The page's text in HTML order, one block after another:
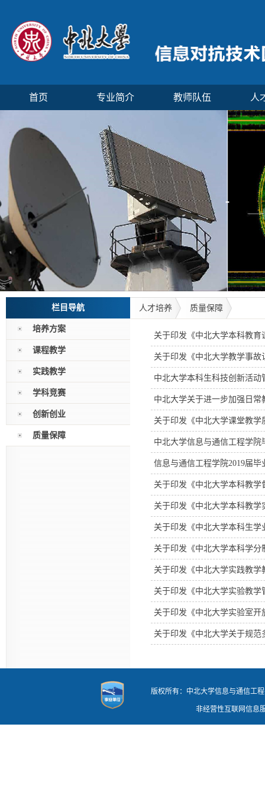
首页 专业简介 教师队伍 人
栏目导航
培养方案
课程教学
实践教学
学科竞赛
创新创业
质量保障
人才培养 质量保障
关于印发《中北大学本科教
关于印发《中北大学教学事
中北大学本科生科技创新活动
中北大学关于进一步加强日
关于印发《中北大学课堂教
中北大学信息与通信工程学
信息与通信工程学院2019届
关于印发《中北大学本科教
关于印发《中北大学本科教
关于印发《中北大学本科生
关于印发《中北大学本科学分
关于印发《中北大学实践教学
关于印发《中北大学实验教学
关于印发《中北大学实验室开
关于印发《中北大学关于规
版权所有：中北大学信息与通信工
非经营性互联网信息